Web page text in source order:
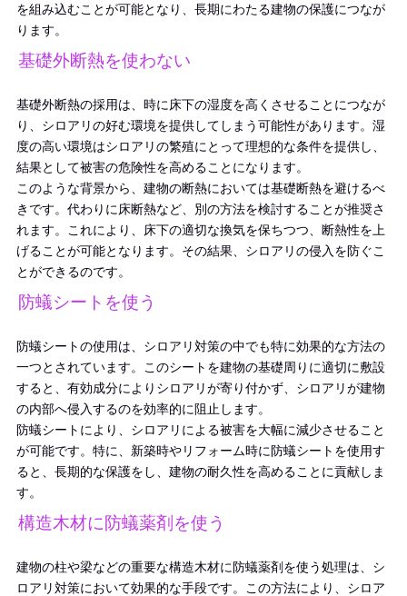
を組み込むことが可能となり、長期にわたる建物の保護につなが
ります。
基礎外断熱を使わない
基礎外断熱の採用は、時に床下の湿度を高くさせることにつなが
り、シロアリの好む環境を提供してしまう可能性があります。湿
度の高い環境はシロアリの繁殖にとって理想的な条件を提供し、
結果として被害の危険性を高めることになります。
このような背景から、建物の断熱においては基礎断熱を避けるべ
きです。代わりに床断熱など、別の方法を検討することが推奨さ
れます。これにより、床下の適切な換気を保ちつつ、断熱性を上
げることが可能となります。その結果、シロアリの侵入を防ぐこ
とができるのです。
防蟻シートを使う
防蟻シートの使用は、シロアリ対策の中でも特に効果的な方法の
一つとされています。このシートを建物の基礎周りに適切に敷設
すると、有効成分によりシロアリが寄り付かず、シロアリが建物
の内部へ侵入するのを効率的に阻止します。
防蟻シートにより、シロアリによる被害を大幅に減少させること
が可能です。特に、新築時やリフォーム時に防蟻シートを使用す
ると、長期的な保護をし、建物の耐久性を高めることに貢献しま
す。
構造木材に防蟻薬剤を使う
建物の柱や梁などの重要な構造木材に防蟻薬剤を使う処理は、シ
ロアリ対策において効果的な手段です。この方法により、シロア